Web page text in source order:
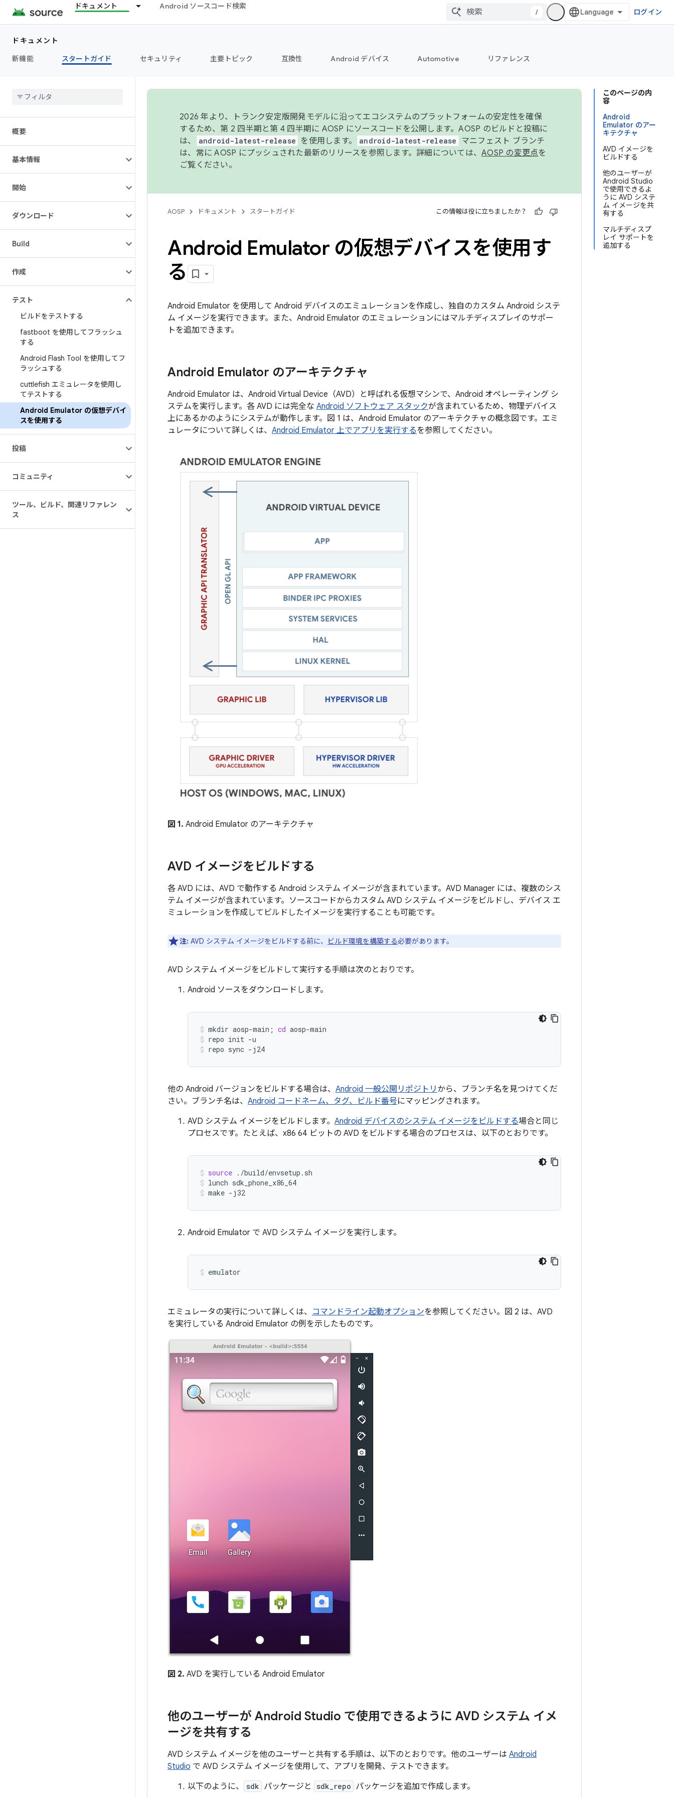
ドキュメント Android ソースコード検索
/ ログイン
ドキュメント
新機能
スタートガイド セキュリティ 主要トピック 互換性 Android デバイス Automotive リファレンス
概要
基本情報
開始
ダウンロード
Build
作成
テスト
ビルドをテストする
fastboot を使用してフラッシュ
する
Android Flash Tool を使用してフ
ラッシュする
cuttlefish エミュレータを使用し
てテストする
Android Emulator の仮想デバイ
スを使用する
投稿
コミュニティ
ツール、ビルド、関連リファレン
ス
このページの内
容
Android
Emulator のアー
キテクチャ
AVD イメージを
ビルドする
他のユーザーが
Android Studio
で使用できるよ
うに AVD システ
ム イメージを共
有する
マルチディスプ
レイ サポートを
追加する
2026 年より、トランク安定版開発モデルに沿ってエコシステムのプラットフォームの安定性を確保
するため、第 2 四半期と第 4 四半期に AOSP にソースコードを公開します。AOSP のビルドと投稿に
は、
android-latest-release を使用します。 android-latest-release
マニフェスト ブランチ
は、常に AOSP にプッシュされた最新のリリースを参照します。詳細については、 AOSP の変更点を
ご覧ください。
AOSP ドキュメント スタートガイド この情報は役に立ちましたか？
Android Emulator の仮想デバイスを使用す
る
Android Emulator を使用して Android デバイスのエミュレーションを作成し、独自のカスタム Android システ
ム イメージを実行できます。また、Android Emulator のエミュレーションにはマルチディスプレイのサポー
トを追加できます。
Android Emulator のアーキテクチャ
Android Emulator は、Android Virtual Device（AVD）と呼ばれる仮想マシンで、Android オペレーティング シ
ステムを実行します。各 AVD には完全な Android ソフトウェア スタックが含まれているため、物理デバイス
上にあるかのようにシステムが動作します。図 1 は、Android Emulator のアーキテクチャの概念図です。エミ
ュレータについて詳しくは、 Android Emulator 上でアプリを実行するを参照してください。
図 1. Android Emulator のアーキテクチャ
AVD イメージをビルドする
各 AVD には、AVD で動作する Android システム イメージが含まれています。AVD Manager には、複数のシス
テム イメージが含まれています。ソースコードからカスタム AVD システム イメージをビルドし、デバイス エ
ミュレーションを作成してビルドしたイメージを実行することも可能です。
注: AVD システム イメージをビルドする前に、 ビルド環境を構築する必要があります。
AVD システム イメージをビルドして実行する手順は次のとおりです。
Android ソースをダウンロードします。
mkdir aosp-main ; cd aosp-main
repo init -u
repo sync -j24
他の Android バージョンをビルドする場合は、 Android 一般公開リポジトリ から、ブランチ名を見つけてくだ
さい。ブランチ名は、 Android コードネーム、タグ、ビルド番号にマッピングされます。
AVD システム イメージをビルドします。 Android デバイスのシステム イメージをビルドする場合と同じ
プロセスです。たとえば、x86 64 ビットの AVD をビルドする場合のプロセスは、以下のとおりです。
source ./build/envsetup.sh
lunch sdk_phone_x86_64
make -j32
Android Emulator で AVD システム イメージを実行します。
emulator
エミュレータの実行について詳しくは、 コマンドライン起動オプションを参照してください。図 2 は、AVD
を実行している Android Emulator の例を示したものです。
図 2. AVD を実行している Android Emulator
他のユーザーが Android Studio で使用できるように AVD システム イメ
ージを共有する
AVD システム イメージを他のユーザーと共有する手順は、以下のとおりです。他のユーザーは Android
Studio で AVD システム イメージを使用して、アプリを開発、テストできます。
以下のように、
sdk パッケージと sdk_repo パッケージを追加で作成します。